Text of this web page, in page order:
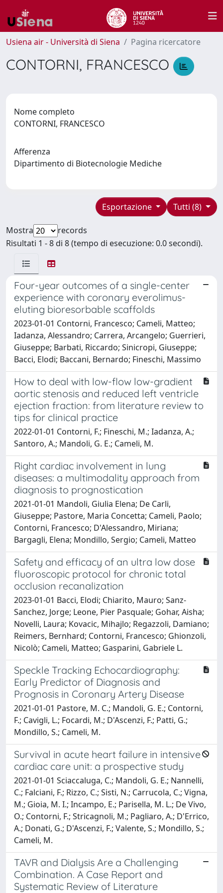
Usiena air - Università di Siena Pagina ricercatore
CONTORNI, FRANCESCO
Nome completo
CONTORNI, FRANCESCO
Afferenza
Dipartimento di Biotecnologie Mediche
Tutti (8)
Esportazione
Mostra
records
Risultati 1 - 8 di 8 (tempo di esecuzione: 0.0 secondi).
Four-year outcomes of a single-center
experience with coronary everolimus-
eluting bioresorbable scaffolds
2023-01-01 Contorni, Francesco; Cameli, Matteo;
Iadanza, Alessandro; Carrera, Arcangelo; Guerrieri,
Giuseppe; Barbati, Riccardo; Sinicropi, Giuseppe;
Bacci, Elodi; Baccani, Bernardo; Fineschi, Massimo
How to deal with low-flow low-gradient
aortic stenosis and reduced left ventricle
ejection fraction: from literature review to
tips for clinical practice
2022-01-01 Contorni, F.; Fineschi, M.; Iadanza, A.;
Santoro, A.; Mandoli, G. E.; Cameli, M.
Right cardiac involvement in lung
diseases: a multimodality approach from
diagnosis to prognostication
2021-01-01 Mandoli, Giulia Elena; De Carli,
Giuseppe; Pastore, Maria Concetta; Cameli, Paolo;
Contorni, Francesco; D'Alessandro, Miriana;
Bargagli, Elena; Mondillo, Sergio; Cameli, Matteo
Safety and efficacy of an ultra low dose
fluoroscopic protocol for chronic total
occlusion recanalization
2023-01-01 Bacci, Elodi; Chiarito, Mauro; Sanz-
Sanchez, Jorge; Leone, Pier Pasquale; Gohar, Aisha;
Novelli, Laura; Kovacic, Mihajlo; Regazzoli, Damiano;
Reimers, Bernhard; Contorni, Francesco; Ghionzoli,
Nicolò; Cameli, Matteo; Gasparini, Gabriele L.
Speckle Tracking Echocardiography:
Early Predictor of Diagnosis and
Prognosis in Coronary Artery Disease
2021-01-01 Pastore, M. C.; Mandoli, G. E.; Contorni,
F.; Cavigli, L.; Focardi, M.; D'Ascenzi, F.; Patti, G.;
Mondillo, S.; Cameli, M.
Survival in acute heart failure in intensive
cardiac care unit: a prospective study
2021-01-01 Sciaccaluga, C.; Mandoli, G. E.; Nannelli,
C.; Falciani, F.; Rizzo, C.; Sisti, N.; Carrucola, C.; Vigna,
M.; Gioia, M. I.; Incampo, E.; Parisella, M. L.; De Vivo,
O.; Contorni, F.; Stricagnoli, M.; Pagliaro, A.; D'Errico,
A.; Donati, G.; D'Ascenzi, F.; Valente, S.; Mondillo, S.;
Cameli, M.
TAVR and Dialysis Are a Challenging
Combination. A Case Report and
Systematic Review of Literature